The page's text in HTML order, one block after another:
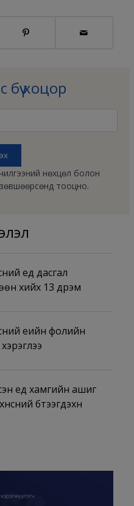
хоцор
нөхцөл болон
тооцно.
үед дасгал
хийх 13 дүрэм
үеийн фолийн
үед хамгийн ашиг
бүтээгдэхүүн